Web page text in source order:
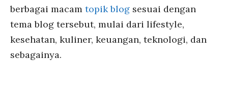
berbagai macam topik blog sesuai dengan
tema blog tersebut, mulai dari lifestyle,
kesehatan, kuliner, keuangan, teknologi, dan
sebagainya.